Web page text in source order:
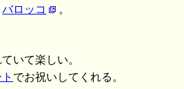
バロッコ
。
いて楽しい。
でお祝いしてくれる。